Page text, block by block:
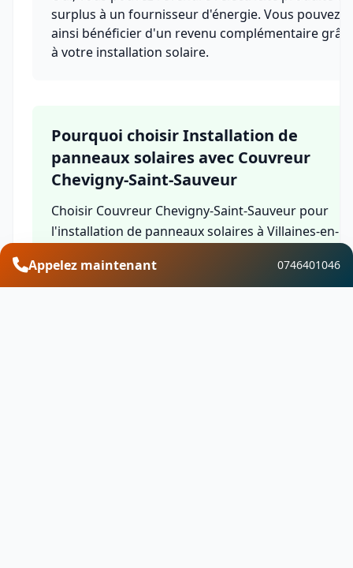
surplus à un fournisseur d'énergie. Vous pouvez
ainsi bénéficier d'un revenu complémentaire
à votre installation solaire.
Pourquoi choisir Installation de
panneaux solaires avec Couvreur
Chevigny-Saint-Sauveur
Choisir Couvreur Chevigny-Saint-Sauveur pour
l'installation de panneaux solaires à Villaines-en-
bénéficier de l'expertise d'une équipe qualifiée, de
solutions sur-mesure, de garanties complètes et
Appelez maintenant 0746401046